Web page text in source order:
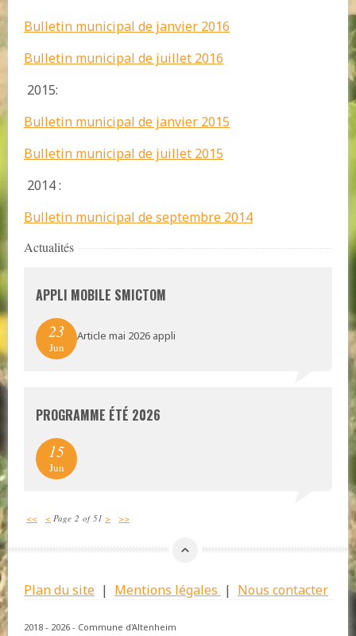
Bulletin municipal de janvier 2016
Bulletin municipal de juillet 2016
2015:
Bulletin municipal de janvier 2015
Bulletin municipal de juillet 2015
2014 :
Bulletin municipal de septembre 2014
Actualités
APPLI MOBILE SMICTOM
23
Jun
Article mai 2026 appli
PROGRAMME ÉTÉ 2026
15
Jun
<< < Page 2 of 51 > >>
Plan du site | Mentions légales | Nous contacter
2018 - 2026 - Commune d'Altenheim